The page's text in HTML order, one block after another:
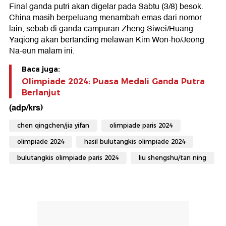
Final ganda putri akan digelar pada Sabtu (3/8) besok.
China masih berpeluang menambah emas dari nomor
lain, sebab di ganda campuran Zheng Siwei/Huang
Yaqiong akan bertanding melawan Kim Won-ho/Jeong
Na-eun malam ini.
Baca juga:
Olimpiade 2024: Puasa Medali Ganda Putra
Berlanjut
(adp/krs)
chen qingchen/jia yifan olimpiade paris 2024
olimpiade 2024 hasil bulutangkis olimpiade 2024
bulutangkis olimpiade paris 2024 liu shengshu/tan ning